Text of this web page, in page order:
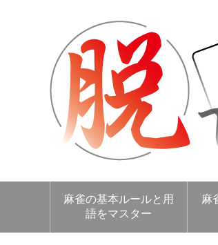
麻雀の基本ルールと用
語をマスター
麻